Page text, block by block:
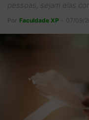
pessoas, sejam elas
Por Faculdade XP 07/09/